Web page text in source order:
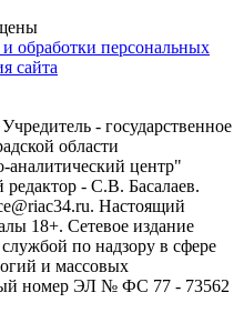
обработки персональных
сайта
- государственное
области
центр"
- С.В. Басалаев.
Настоящий
18+. Сетевое издание
по надзору в сфере
и массовых
номер ЭЛ № ФС 77 - 73562